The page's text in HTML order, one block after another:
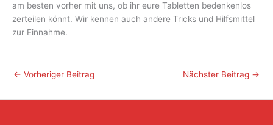
am besten vorher mit uns, ob ihr eure Tabletten bedenkenlos
zerteilen könnt. Wir kennen auch andere Tricks und Hilfsmittel
zur Einnahme.
← Vorheriger Beitrag Nächster Beitrag →